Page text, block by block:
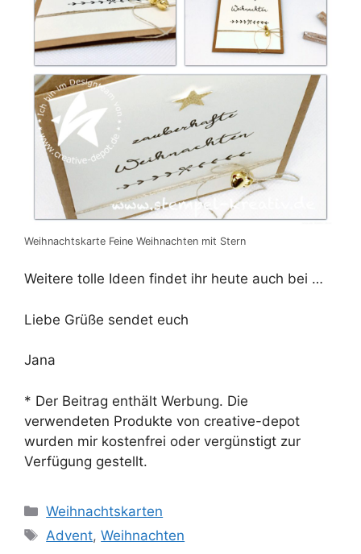
Weihnachtskarte Feine Weihnachten mit Stern
Weitere tolle Ideen findet ihr heute auch bei …
Liebe Grüße sendet euch
Jana
* Der Beitrag enthält Werbung. Die
verwendeten Produkte von creative-depot
wurden mir kostenfrei oder vergünstigt zur
Verfügung gestellt.
Kategorien
Weihnachtskarten
Schlagwörter
Advent,Weihnachten